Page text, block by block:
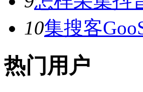
10集搜客
热门用户